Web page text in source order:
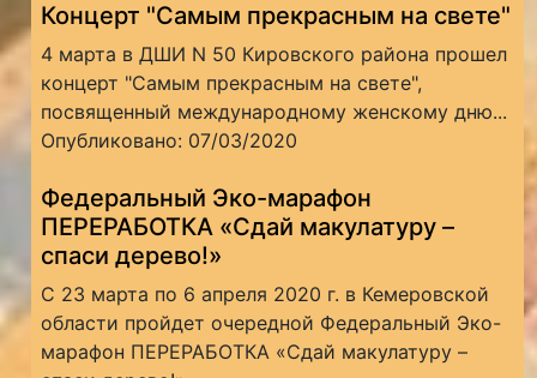
Концерт "Самым прекрасным на свете"
4 марта в ДШИ N 50 Кировского района прошел
концерт "Самым прекрасным на свете",
посвященный международному женскому дню...
Опубликовано: 07/03/2020
Федеральный Эко-марафон
ПЕРЕРАБОТКА «Сдай макулатуру –
спаси дерево!»
С 23 марта по 6 апреля 2020 г. в Кемеровской
области пройдет очередной Федеральный Эко-
марафон ПЕРЕРАБОТКА «Сдай макулатуру –